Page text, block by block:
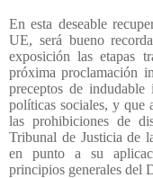
En esta deseable
UE, será bueno
exposición las etapas
próxima proclamación
preceptos de
políticas sociales, y que
las prohibiciones de
Tribunal de Justicia de
en punto a su
principios generales del